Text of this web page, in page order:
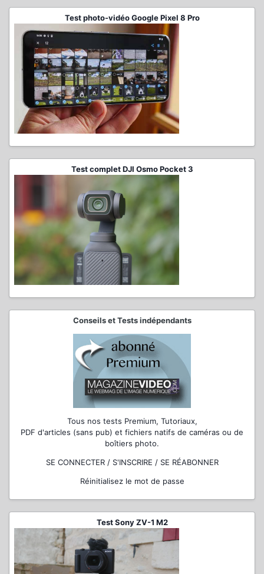
Test photo-vidéo Google Pixel 8 Pro
Test complet DJI Osmo Pocket 3
Conseils et Tests indépendants
Tous nos tests Premium, Tutoriaux,
PDF d'articles (sans pub) et fichiers natifs de caméras ou de
boîtiers photo.
SE CONNECTER / S'INSCRIRE / SE RÉABONNER
Réinitialisez le mot de passe
Test Sony ZV-1 M2